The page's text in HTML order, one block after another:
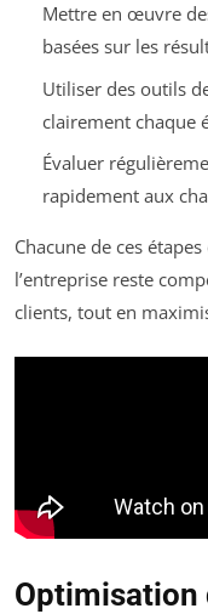
Mettre en œuvre
basées sur les
Utiliser des outils
clairement chaque
Évaluer
rapidement aux
Chacune de ces
l’entreprise reste
clients, tout en
Optimisation